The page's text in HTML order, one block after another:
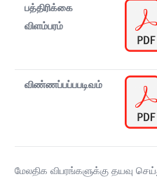
பத்திரிக்கை
விளம்பரம்
விண்ணப்பப்பபடிவம்
மேலதிக விபரங்களுக்கு தயவு